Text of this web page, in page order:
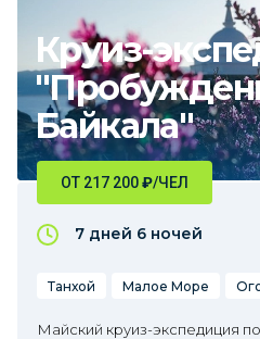
Круиз-
Байкала"
ОТ 217 200₽/ЧЕЛ
7 дней 6 ночей
Танхой Малое Море
Майский круиз-экспедиция